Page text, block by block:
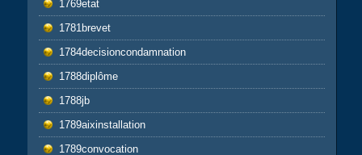
1769etat
1781brevet
1784decisioncondamnation
1788diplôme
1788jb
1789aixinstallation
1789convocation